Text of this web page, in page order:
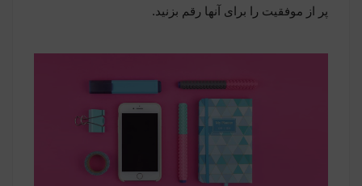
پر از موفقیت را برای آنها رقم بزنید.